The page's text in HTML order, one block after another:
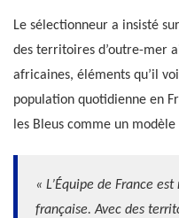
Le sélectionneur a insisté
des territoires d’outre-mer
africaines, éléments qu’il
population quotidienne en
les Bleus comme un
« L’Équipe de France
française. Avec des